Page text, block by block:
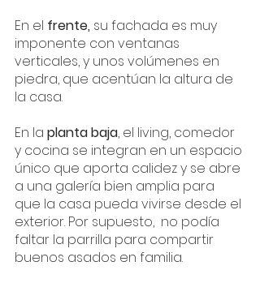
En el frente, su fachada es muy
imponente con ventanas
verticales, y unos volúmenes en
piedra, que acentúan la altura de
la casa.
En la planta baja, el living, comedor
y cocina se integran en un espacio
único que aporta calidez y se abre
a una galería bien amplia para
que la casa pueda vivirse desde el
exterior. Por supuesto,  no podía
faltar la parrilla para compartir
buenos asados en familia.